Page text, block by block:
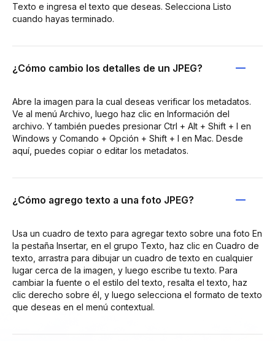
Texto e ingresa el texto que deseas. Selecciona Listo
cuando hayas terminado.
¿Cómo cambio los detalles de un JPEG?
Abre la imagen para la cual deseas verificar los metadatos.
Ve al menú Archivo, luego haz clic en Información del
archivo. Y también puedes presionar Ctrl + Alt + Shift + I en
Windows y Comando + Opción + Shift + I en Mac. Desde
aquí, puedes copiar o editar los metadatos.
¿Cómo agrego texto a una foto JPEG?
Usa un cuadro de texto para agregar texto sobre una foto En
la pestaña Insertar, en el grupo Texto, haz clic en Cuadro de
texto, arrastra para dibujar un cuadro de texto en cualquier
lugar cerca de la imagen, y luego escribe tu texto. Para
cambiar la fuente o el estilo del texto, resalta el texto, haz
clic derecho sobre él, y luego selecciona el formato de texto
que deseas en el menú contextual.